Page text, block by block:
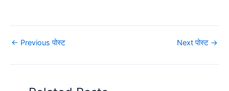
← Previous पोस्ट Next पोस्ट →